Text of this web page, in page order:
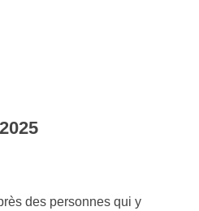
2025
des personnes qui y